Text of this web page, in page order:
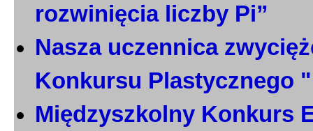
rozwinięcia liczby Pi”
Nasza uczennica
Konkursu Plastycznego
Międzyszkolny Konkurs